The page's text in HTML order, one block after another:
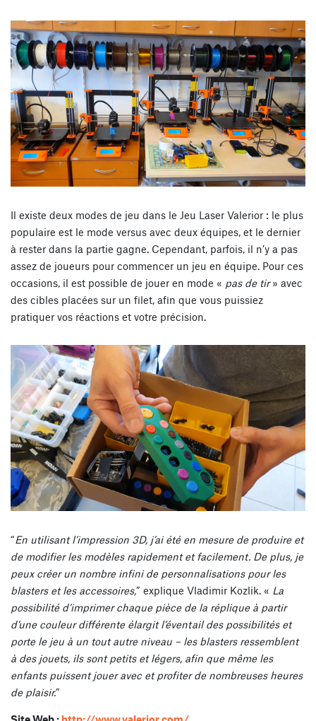
Il existe deux modes de jeu dans le Jeu Laser Valerior : le plus
populaire est le mode versus avec deux équipes, et le dernier
à rester dans la partie gagne. Cependant, parfois, il n’y a pas
assez de joueurs pour commencer un jeu en équipe. Pour ces
occasions, il est possible de jouer en mode « pas de tir» avec
des cibles placées sur un filet, afin que vous puissiez
pratiquer vos réactions et votre précision.
“En utilisant l’impression 3D, j’ai été en mesure de produire et
de modifier les modèles rapidement et facilement. De plus, je
peux créer un nombre infini de personnalisations pour les
blasters et les accessoires,” explique Vladimir Kozlik. « La
possibilité d’imprimer chaque pièce de la réplique à partir
d’une couleur différente élargit l’éventail des possibilités et
porte le jeu à un tout autre niveau – les blasters ressemblent
à des jouets, ils sont petits et légers, afin que même les
enfants puissent jouer avec et profiter de nombreuses heures
de plaisir.”